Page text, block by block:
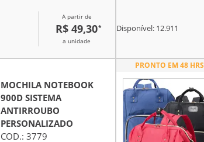
A partir de
R$ 49,30*
a unidade
Disponível: 12.911
MOCHILA NOTEBOOK
900D SISTEMA
ANTIRROUBO
PERSONALIZADO
COD.: 3779
PRONTO EM 48 HRS